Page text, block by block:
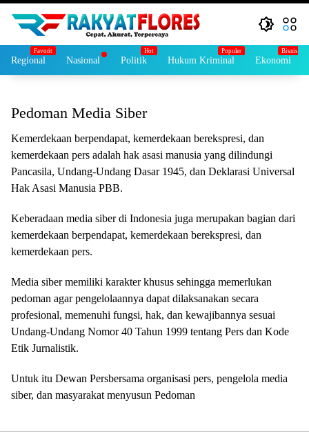
Regional Nasional Politik Hukum Kriminal Ekonomi
Pedoman Media Siber
Kemerdekaan berpendapat, kemerdekaan berekspresi, dan
kemerdekaan pers adalah hak asasi manusia yang dilindungi
Pancasila, Undang-Undang Dasar 1945, dan Deklarasi Universal
Hak Asasi Manusia PBB.
Keberadaan media siber di Indonesia juga merupakan bagian dari
kemerdekaan berpendapat, kemerdekaan berekspresi, dan
kemerdekaan pers.
Media siber memiliki karakter khusus sehingga memerlukan
pedoman agar pengelolaannya dapat dilaksanakan secara
profesional, memenuhi fungsi, hak, dan kewajibannya sesuai
Undang-Undang Nomor 40 Tahun 1999 tentang Pers dan Kode
Etik Jurnalistik.
Untuk itu Dewan Persbersama organisasi pers, pengelola media
siber, dan masyarakat menyusun Pedoman